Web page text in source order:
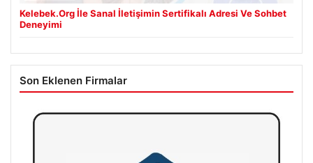
Kelebek.Org İle Sanal İletişimin Sertifikalı Adresi Ve Sohbet
Deneyimi
Son Eklenen Firmalar